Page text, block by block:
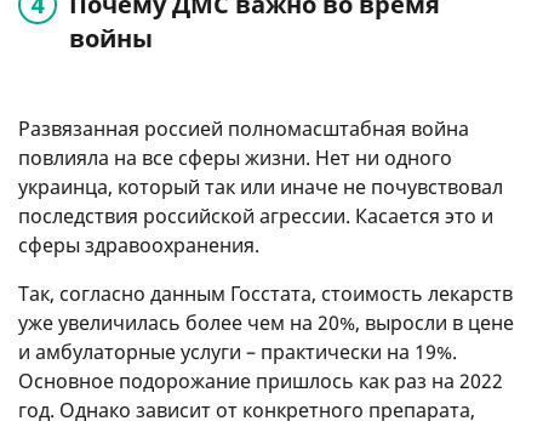
войны
Развязанная россией полномасштабная война
повлияла на все сферы жизни. Нет ни одного
украинца, который так или иначе не почувствовал
последствия российской агрессии. Касается это и
сферы здравоохранения.
Так, согласно данным Госстата, стоимость лекарств
уже увеличилась более чем на 20%, выросли в цене
и амбулаторные услуги – практически на 19%.
Основное подорожание пришлось как раз на 2022
год. Однако зависит от конкретного препарата,